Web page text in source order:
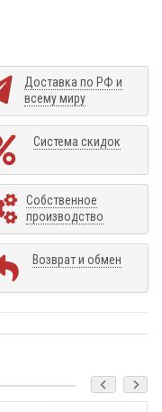
Доставка по РФ и
всему миру
Система скидок
Собственное
производство
Возврат и обмен